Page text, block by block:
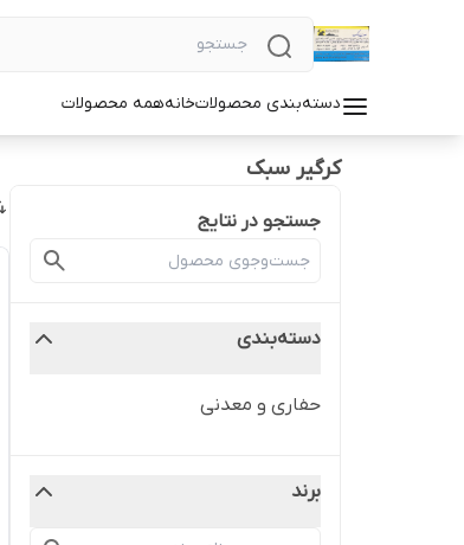
دسته‌بندی محصولاتخانههمه محصولات
کرگیر سبک
جستجو در نتایج
دسته‌بندی
حفاری و معدنی
برند